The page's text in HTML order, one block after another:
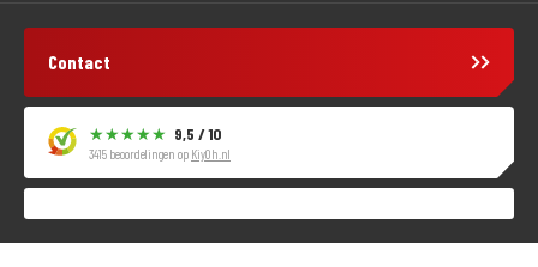
Contact
9,5 / 10
3415 beoordelingen op KiyOh.nl